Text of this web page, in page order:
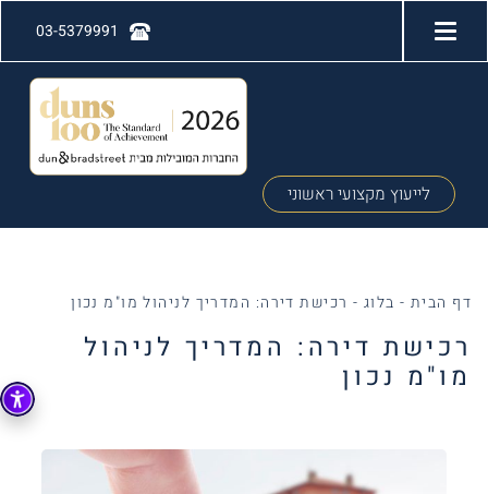
03-5379991
לייעוץ מקצועי ראשוני
דף הבית - בלוג - רכישת דירה: המדריך לניהול מו"מ נכון
רכישת דירה: המדריך לניהול
מו"מ נכון